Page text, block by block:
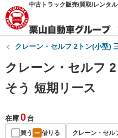
中古トラック販売/買取/レンタル
クレーン・セルフ 2トン(小型)
クレーン・セルフ
そう 短期リース
在庫0台
買う 借りる